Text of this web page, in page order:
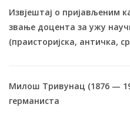
Извјештај о пријављеним
звање доцента за ужу
(праисторијска, античка,
Милош Тривунац (1876 —
германиста